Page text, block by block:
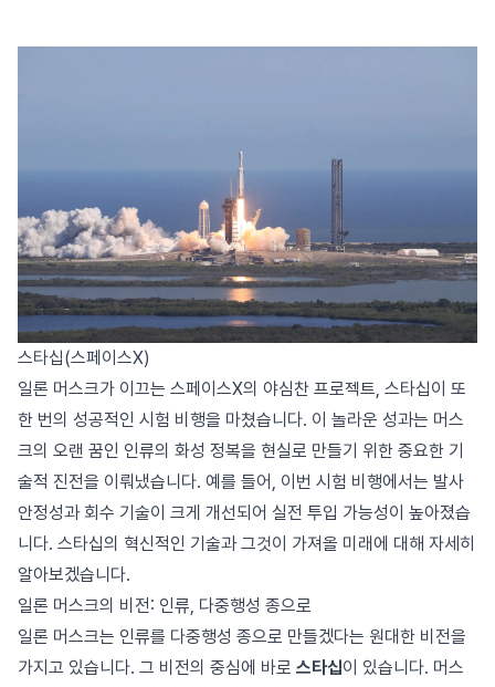
스타십(스페이스X)
일론 머스크가 이끄는 스페이스X의 야심찬 프로젝트, 스타십이 또
한 번의 성공적인 시험 비행을 마쳤습니다. 이 놀라운 성과는 머스
크의 오랜 꿈인 인류의 화성 정복을 현실로 만들기 위한 중요한 기
술적 진전을 이뤄냈습니다. 예를 들어, 이번 시험 비행에서는 발사
안정성과 회수 기술이 크게 개선되어 실전 투입 가능성이 높아졌습
니다. 스타십의 혁신적인 기술과 그것이 가져올 미래에 대해 자세히
알아보겠습니다.
일론 머스크의 비전: 인류, 다중행성 종으로
일론 머스크는 인류를 다중행성 종으로 만들겠다는 원대한 비전을
가지고 있습니다. 그 비전의 중심에 바로 스타십이 있습니다. 머스